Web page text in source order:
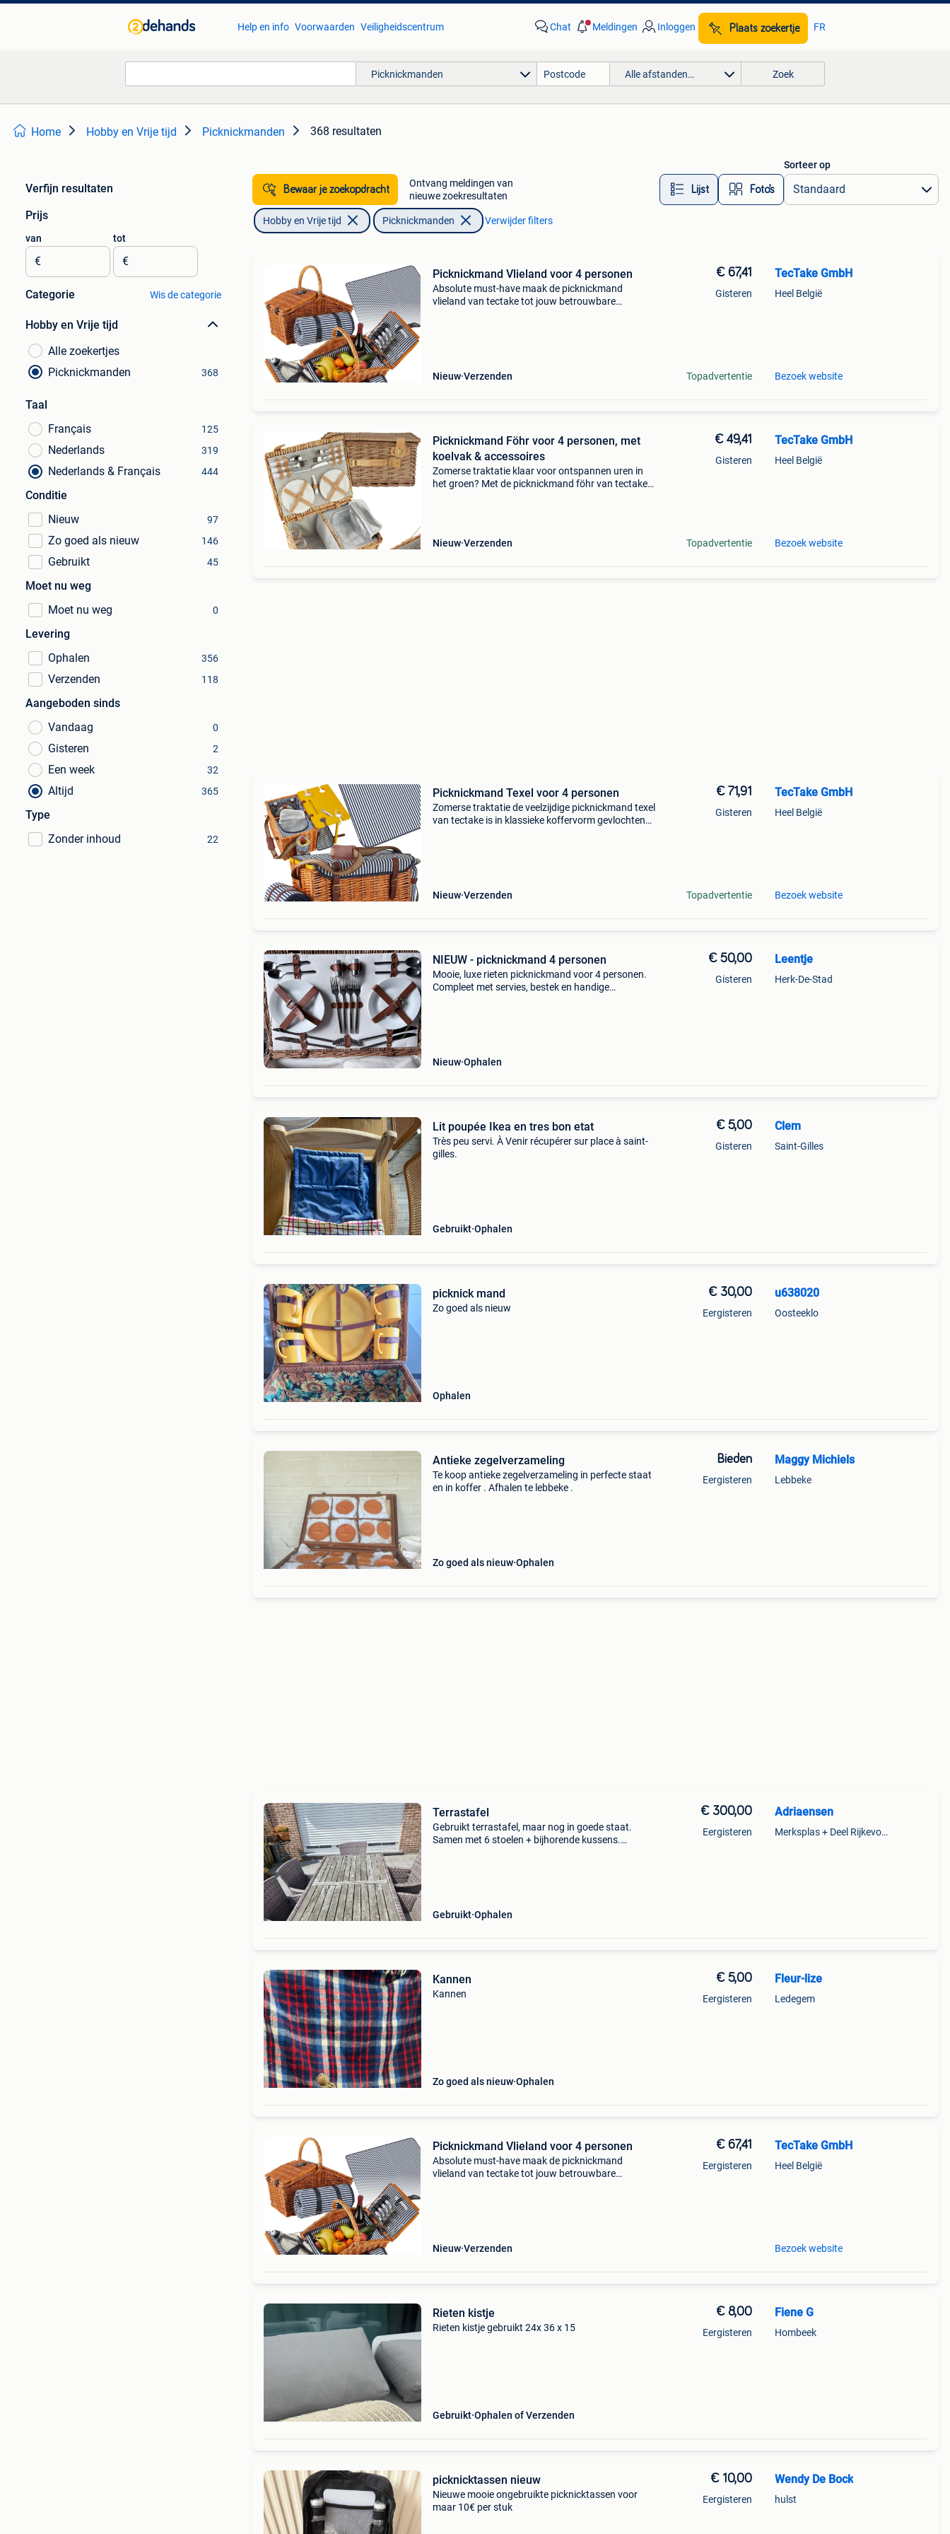
Help en info Voorwaarden Veiligheidscentrum Chat Meldingen Inloggen Plaats zoekertje FR
Picknickmanden Alle afstanden… Zoek
Home Hobby en Vrije tijd Picknickmanden 368 resultaten
Verfijn resultaten
Prijs
van
€
tot
€
Categorie Wis de categorie
Hobby en Vrije tijd
Alle zoekertjes
Picknickmanden
368
Taal
Français
125
Nederlands 319
Nederlands & Français 444
Conditie
Nieuw
97
Zo goed als nieuw 146
Gebruikt 45
Moet nu weg
Moet nu weg
0
Levering
Ophalen
356
Verzenden 118
Aangeboden sinds
Vandaag
0
Gisteren 2
Een week 32
Altijd 365
Type
Zonder inhoud
22
Bewaar je zoekopdracht
Ontvang meldingen van
nieuwe zoekresultaten
Lijst Foto’s
Sorteer op
Hobby en Vrije tijd Picknickmanden Verwijder filters
Picknickmand Vlieland voor 4 personen
Absolute must-have maak de picknickmand
vlieland van tectake tot jouw betrouwbare
Nieuw Verzenden
€ 67,41
Gisteren
Topadvertentie
TecTake GmbH
Heel België
Bezoek website
Picknickmand Föhr voor 4 personen, met
koelvak & accessoires
Zomerse traktatie klaar voor ontspannen uren in
het groen? Met de picknickmand föhr van tectake
Nieuw Verzenden
€ 49,41
Gisteren
Topadvertentie
TecTake GmbH
Heel België
Bezoek website
Picknickmand Texel voor 4 personen
Zomerse traktatie de veelzijdige picknickmand texel
van tectake is in klassieke koffervorm gevlochten
Nieuw Verzenden
€ 71,91
Gisteren
Topadvertentie
TecTake GmbH
Heel België
Bezoek website
NIEUW - picknickmand 4 personen
Mooie, luxe rieten picknickmand voor 4 personen.
Compleet met servies, bestek en handige
Nieuw Ophalen
€ 50,00
Gisteren
Leentje
Herk-De-Stad
Lit poupée Ikea en tres bon etat
Très peu servi. À Venir récupérer sur place à saint-
gilles.
Gebruikt Ophalen
€ 5,00
Gisteren
Clem
Saint-Gilles
picknick mand
Zo goed als nieuw
Ophalen
€ 30,00
Eergisteren
u638020
Oosteeklo
Antieke zegelverzameling
Te koop antieke zegelverzameling in perfecte staat
en in koffer . Afhalen te lebbeke .
Zo goed als nieuw Ophalen
Bieden
Eergisteren
Maggy Michiels
Lebbeke
Terrastafel
Gebruikt terrastafel, maar nog in goede staat.
Samen met 6 stoelen + bijhorende kussens.
Gebruikt Ophalen
€ 300,00
Eergisteren
Adriaensen
Merksplas + Deel Rijkevorsel
Kannen
Kannen
Zo goed als nieuw Ophalen
€ 5,00
Eergisteren
Fleur-lize
Ledegem
Picknickmand Vlieland voor 4 personen
Absolute must-have maak de picknickmand
vlieland van tectake tot jouw betrouwbare
Nieuw Verzenden
€ 67,41
Eergisteren
TecTake GmbH
Heel België
Bezoek website
Rieten kistje
Rieten kistje gebruikt 24x 36 x 15
Gebruikt Ophalen of Verzenden
€ 8,00
Eergisteren
Fiene G
Hombeek
picknicktassen nieuw
Nieuwe mooie ongebruikte picknicktassen voor
maar 10€ per stuk
€ 10,00
Eergisteren
Wendy De Bock
hulst